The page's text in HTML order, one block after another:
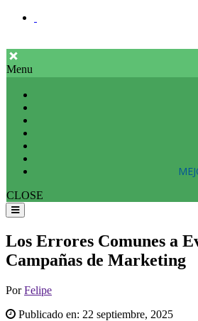
Menu
CLOSE
Los Errores Comunes a
Campañas de Marketing
PorFelipe
Publicado en: 22 septiembre, 2025